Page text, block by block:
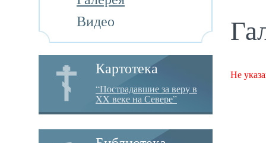
Видео
Картотека
“Пострадавшие за веру в
XX веке на Севере”
Не